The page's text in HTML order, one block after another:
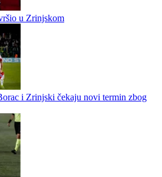
Bilbija u 89. minutu promašio penal
su nastup u Ligi konferencija nakon što
pretkola protiv Valura iz Islanda
prošao je dalje ukupnim...